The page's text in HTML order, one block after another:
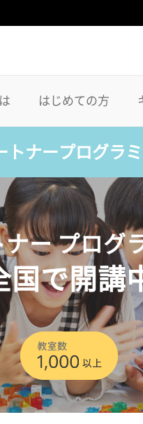
はじめての方
トナープログラ
ナー プログ
国で開講